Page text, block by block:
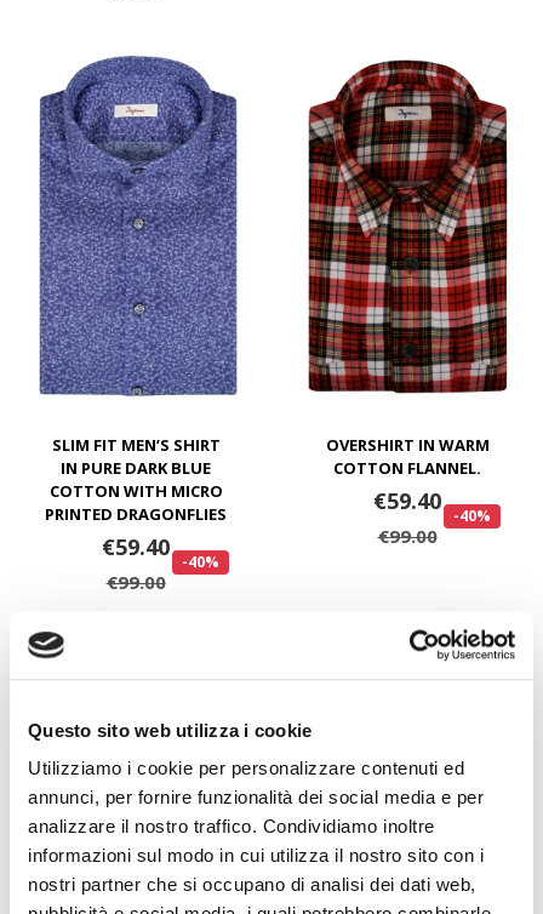
Questo sito web utilizza i cookie
Utilizziamo i cookie per personalizzare contenuti ed
annunci, per fornire funzionalità dei social media e per
analizzare il nostro traffico. Condividiamo inoltre
informazioni sul modo in cui utilizza il nostro sito con i
nostri partner che si occupano di analisi dei dati web,
SLIM FIT MEN’S SHIRT
IN PURE DARK BLUE
COTTON WITH MICRO
PRINTED DRAGONFLIES
€59.40
€99.00
-40%
OVERSHIRT IN WARM
COTTON FLANNEL.
€59.40
€99.00
-40%